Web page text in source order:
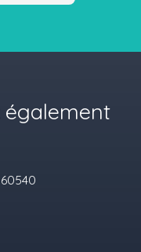
également